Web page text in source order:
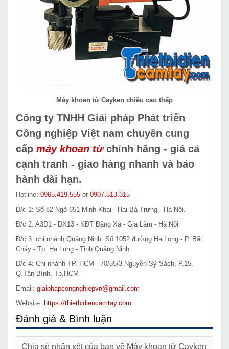
Máy khoan từ Cayken chiều cao thấp
Công ty TNHH Giải pháp Phát triển
Công nghiệp Việt nam chuyên cung
cấp máy khoan từchính hãng - giá cả
cạnh tranh - giao hàng nhanh và bảo
hành dài hạn.
Hotline: 0965.419.555 or 0907.513.315
Đ/c 1: Số 82 Ngõ 651 Minh Khai - Hai Bà Trưng - Hà Nội.
Đ/c 2: A3D1 - DX13 - KĐT Đặng Xá - Gia Lâm - Hà Nội
Đ/c 3: chi nhánh Quảng Ninh: Số 1052 đường Hạ Long - P. Bãi
Cháy - Tp. Hạ Long - Tỉnh Quảng Ninh
Đ/c 4: Chi nhánh TP. HCM - 70/55/3 Nguyễn Sỹ Sách, P.15,
Q.Tân Bình, Tp.HCM
Email: giaiphapcongnghiepvn@gmail.com
Website: https://thietbidiencamtay.com
Đánh giá & Bình luận
Chia sẻ nhận xét của bạn về Máy khoan từ Cayken